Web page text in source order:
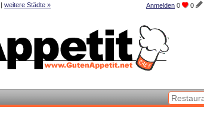
Anmelden 0 0
| weitere Städte »